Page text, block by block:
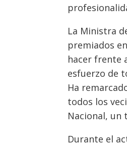
La Ministra
premiados
hacer frente
esfuerzo de
Ha
todos los
Nacional,
Durante el